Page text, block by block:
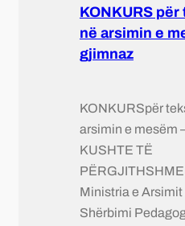
KONKURS
në arsimin e
gjimnaz
KONKURSpër
arsimin e mesëm
KUSHTE TË
Ministria e Arsimit
Shërbimi